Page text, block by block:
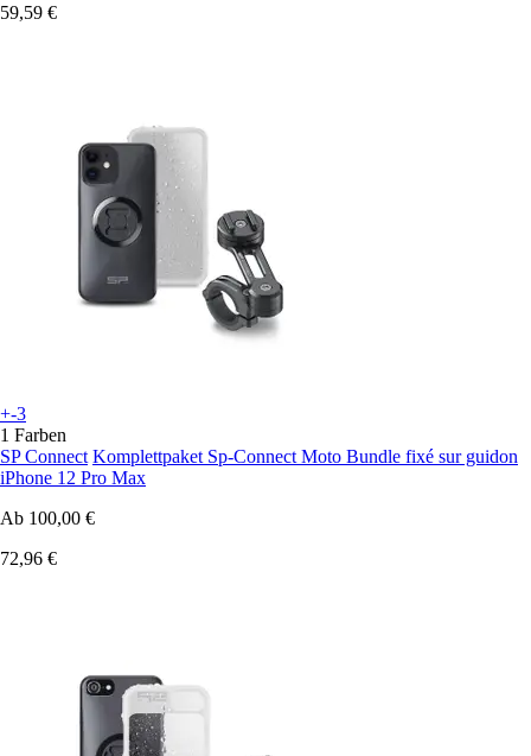
59,59 €
+-3
1 Farben
SP Connect Komplettpaket Sp-Connect Moto Bundle fixé sur guidon
iPhone 12 Pro Max
Ab 100,00 €
72,96 €